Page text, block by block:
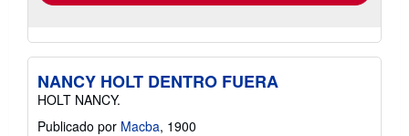
NANCY HOLT DENTRO FUERA
HOLT NANCY.
Publicado por Macba, 1900